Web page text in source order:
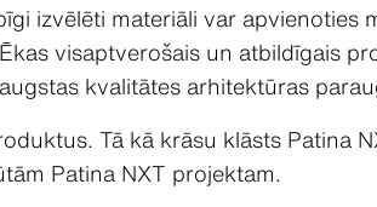
izvēlēti materiāli var apvienoties
visaptverošais un atbildīgais
kvalitātes arhitektūras
Tā kā krāsu klāsts Patina
Patina NXT projektam.